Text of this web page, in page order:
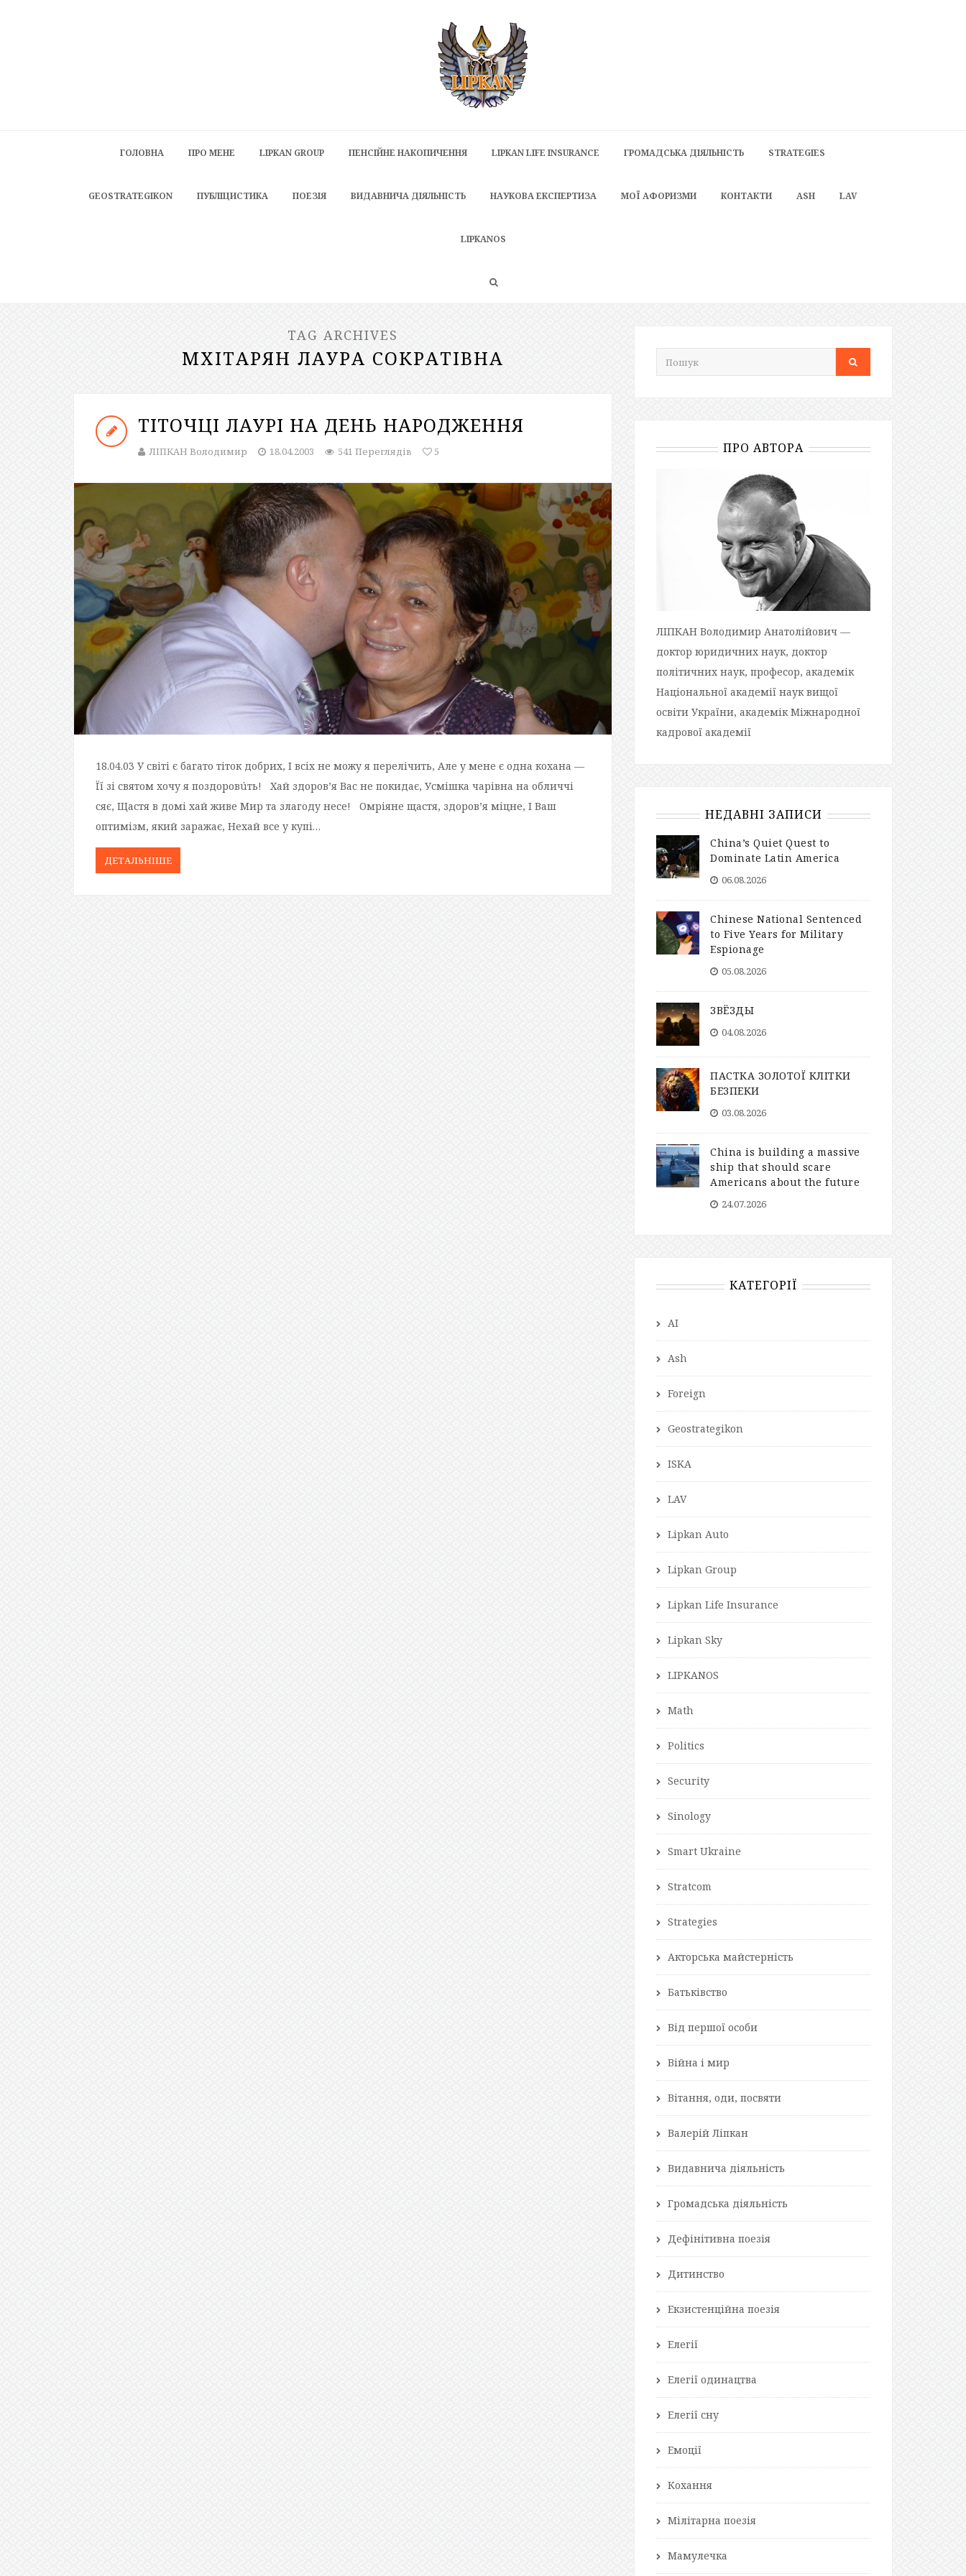
ГОЛОВНА ПРО МЕНЕ LIPKAN GROUP ПЕНСІЙНЕ НАКОПИЧЕННЯ LIPKAN LIFE INSURANCE ГРОМАДСЬКА ДІЯЛЬНІСТЬ STRATEGIES
GEOSTRATEGIKON ПУБЛІЦИСТИКА ПОЕЗІЯ ВИДАВНИЧА ДІЯЛЬНІСТЬ НАУКОВА ЕКСПЕРТИЗА МОЇ АФОРИЗМИ КОНТАКТИ ASH LAV
LIPKANOS
TAG ARCHIVES
МХІТАРЯН ЛАУРА СОКРАТІВНА
ТІТОЧЦІ ЛАУРІ НА ДЕНЬ НАРОДЖЕННЯ
ЛІПКАН Володимир 18.04.2003 541 Переглядів 5
18.04.03 У світі є багато тіток добрих, І всіх не можу я перелічить, Але у мене є одна кохана —
Її зі святом хочу я поздоровúть! Хай здоров’я Вас не покидає, Усмішка чарівна на обличчі
сяє, Щастя в домі хай живе Мир та злагоду несе! Омріяне щастя, здоров’я міцне, І Ваш
оптимізм, який заражає, Нехай все у купі…
ДЕТАЛЬНIШЕ
ПРО АВТОРА
ЛІПКАН Володимир Анатолійович —
доктор юридичних наук, доктор
політичних наук, професор, академік
Національної академії наук вищої
освіти України, академік Міжнародної
кадрової академії
НЕДАВНІ ЗАПИСИ
China’s Quiet Quest to
Dominate Latin America
06.08.2026
Chinese National Sentenced
to Five Years for Military
Espionage
05.08.2026
ЗВЁЗДЫ
04.08.2026
ПАСТКА ЗОЛОТОЇ КЛІТКИ
БЕЗПЕКИ
03.08.2026
China is building a massive
ship that should scare
Americans about the future
24.07.2026
КАТЕГОРІЇ
AI
Ash
Foreign
Geostrategikon
ISKA
LAV
Lipkan Auto
Lipkan Group
Lipkan Life Insurance
Lipkan Sky
LIPKANOS
Math
Politics
Security
Sinology
Smart Ukraine
Stratcom
Strategies
Акторська майстерність
Батьківство
Від першої особи
Війна і мир
Вітання, оди, посвяти
Валерій Ліпкан
Видавнича діяльність
Громадська діяльність
Дефінітивна поезія
Дитинство
Екзистенційна поезія
Елегії
Елегії одинацтва
Елегії сну
Емоції
Кохання
Мілітарна поезія
Мамулечка